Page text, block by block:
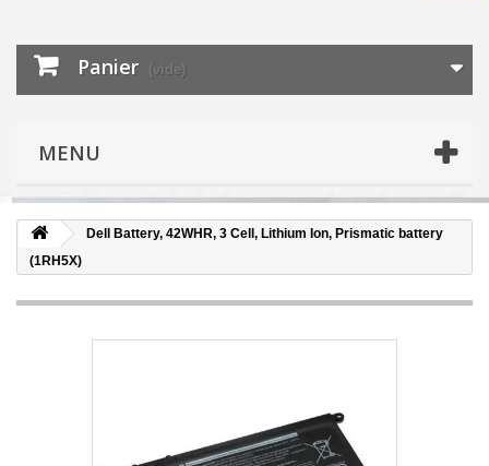
Panier (vide)
MENU
Dell Battery, 42WHR, 3 Cell, Lithium Ion, Prismatic battery
(1RH5X)